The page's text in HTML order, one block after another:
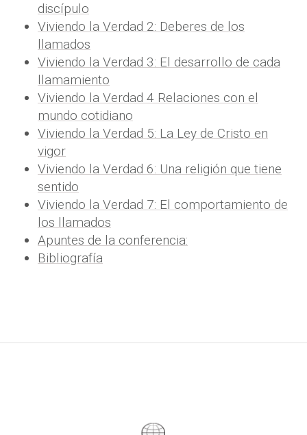
discípulo
Viviendo la Verdad 2: Deberes de los
llamados
Viviendo la Verdad 3: El desarrollo de cada
llamamiento
Viviendo la Verdad 4 Relaciones con el
mundo cotidiano
Viviendo la Verdad 5: La Ley de Cristo en
vigor
Viviendo la Verdad 6: Una religión que tiene
sentido
Viviendo la Verdad 7: El comportamiento de
los llamados
Apuntes de la conferencia:
Bibliografía